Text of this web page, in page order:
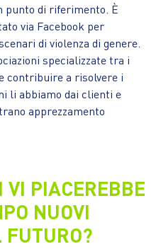
punto di riferimento. È
via Facebook per
di violenza di genere.
specializzate tra i
contribuire a risolvere i
li abbiamo dai clienti e
apprezzamento
PIACEREBBE
NUOVI
FUTURO?